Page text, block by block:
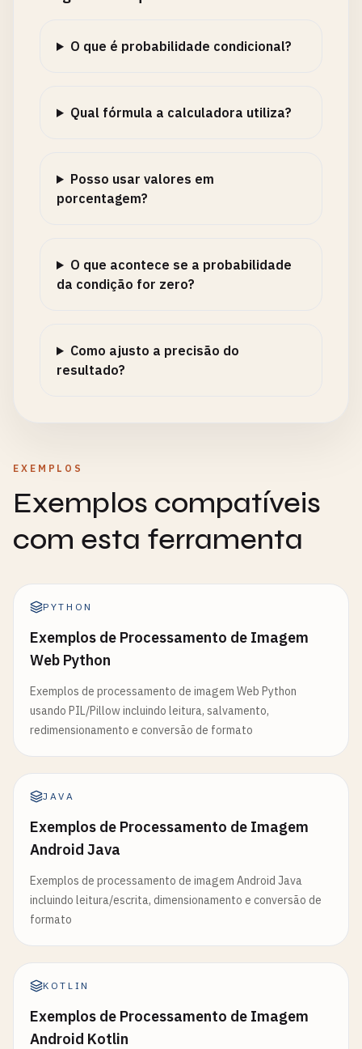
O que é probabilidade condicional?
Qual fórmula a calculadora utiliza?
Posso usar valores em
porcentagem?
O que acontece se a probabilidade
da condição for zero?
Como ajusto a precisão do
resultado?
EXEMPLOS
Exemplos compatíveis
com esta ferramenta
PYTHON
Exemplos de Processamento de Imagem
Web Python
Exemplos de processamento de imagem Web Python
usando PIL/Pillow incluindo leitura, salvamento,
redimensionamento e conversão de formato
JAVA
Exemplos de Processamento de Imagem
Android Java
Exemplos de processamento de imagem Android Java
incluindo leitura/escrita, dimensionamento e conversão de
formato
KOTLIN
Exemplos de Processamento de Imagem
Android Kotlin